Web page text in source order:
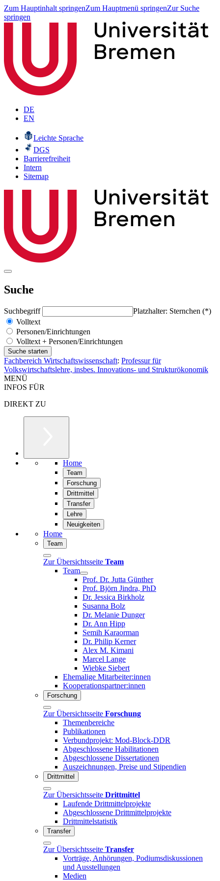
Zum Hauptinhalt springenZum Hauptmenü springenZur Suche
springen
DE
EN
Leichte Sprache
DGS
Barrierefreiheit
Intern
Sitemap
Suche
Suchbegriff
Platzhalter: Sternchen (*)
Volltext
Personen/Einrichtungen
Volltext + Personen/Einrichtungen
Fachbereich Wirtschaftswissenschaft: Professur für
Volkswirtschaftslehre, insbes. Innovations- und Strukturökonomik
MENÜ
INFOS FÜR
DIREKT ZU
Home
Team
Forschung
Drittmittel
Transfer
Lehre
Neuigkeiten
Home
Team
Zur Übersichtsseite Team
Team
Prof. Dr. Jutta Günther
Prof. Björn Jindra, PhD
Dr. Jessica Birkholz
Susanna Bolz
Dr. Melanie Dunger
Dr. Ann Hipp
Semih Karaorman
Dr. Philip Kerner
Alex M. Kimani
Marcel Lange
Wiebke Siebert
Ehemalige Mitarbeiter:innen
Kooperationspartner:innen
Forschung
Zur Übersichtsseite Forschung
Themenbereiche
Publikationen
Verbundprojekt: Mod-Block-DDR
Abgeschlossene Habilitationen
Abgeschlossene Dissertationen
Auszeichnungen, Preise und Stipendien
Drittmittel
Zur Übersichtsseite Drittmittel
Laufende Drittmittelprojekte
Abgeschlossene Drittmittelprojekte
Drittmittelstatistik
Transfer
Zur Übersichtsseite Transfer
Vorträge, Anhörungen, Podiumsdiskussionen
und Ausstellungen
Medien